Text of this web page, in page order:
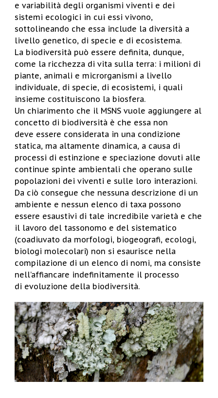
e variabilità degli organismi viventi e dei
sistemi ecologici in cui essi vivono,
sottolineando che essa include la diversità a
livello genetico, di specie e di ecosistema.
La biodiversità può essere definita, dunque,
come la ricchezza di vita sulla terra: i milioni di
piante, animali e microrganismi a livello
individuale, di specie, di ecosistemi, i quali
insieme costituiscono la biosfera.
Un chiarimento che il MSNS vuole aggiungere al
concetto di biodiversità è che essa non
deve essere considerata in una condizione
statica, ma altamente dinamica, a causa di
processi di estinzione e speciazione dovuti alle
continue spinte ambientali che operano sulle
popolazioni dei viventi e sulle loro interazioni.
Da ciò consegue che nessuna descrizione di un
ambiente e nessun elenco di taxa possono
essere esaustivi di tale incredibile varietà e che
il lavoro del tassonomo e del sistematico
(coadiuvato da morfologi, biogeografi, ecologi,
biologi molecolari) non si esaurisce nella
compilazione di un elenco di nomi, ma consiste
nell’affiancare indefinitamente il processo
di evoluzione della biodiversità.